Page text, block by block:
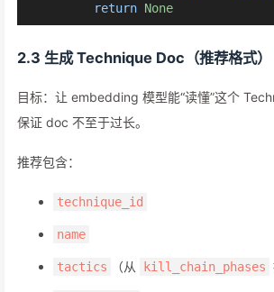
return None
2.3 生成 Technique Doc（推荐格式）
目标：让 embedding 模型能“读懂”这个
保证 doc 不至于过长。
推荐包含：
technique_id
name
tactics （从 kill_chain_phases